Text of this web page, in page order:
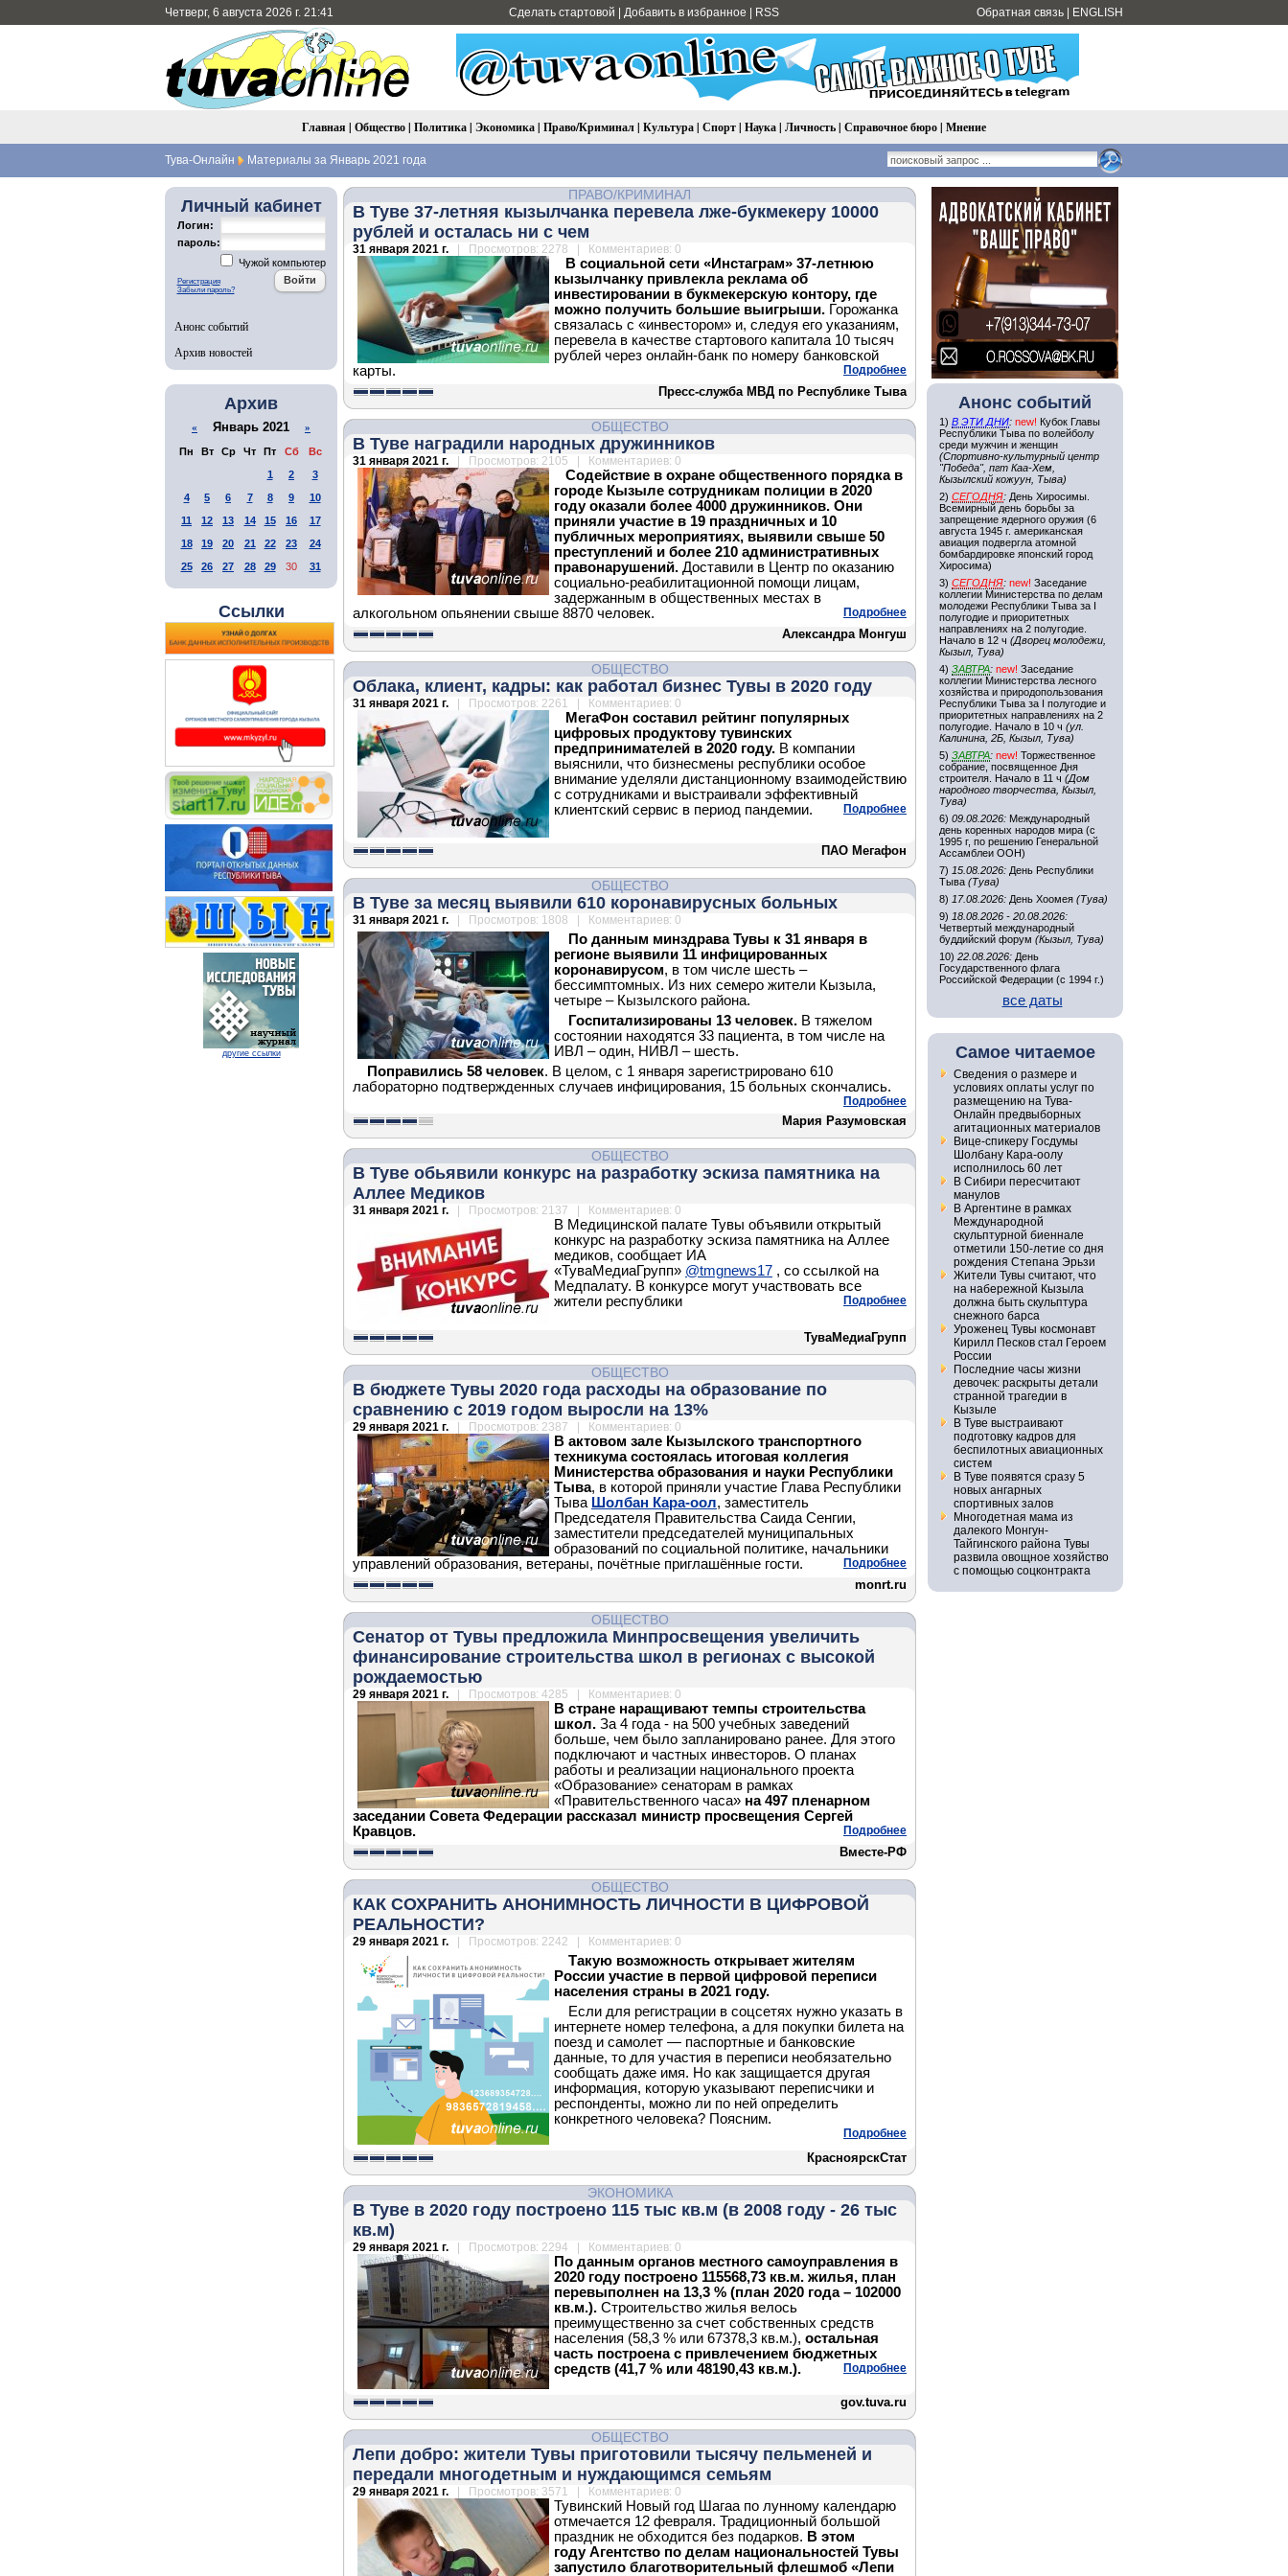
Четверг, 6 августа 2026 г. 21:41 Сделать стартовой Добавить в избранное RSS Обратная связь ENGLISH
Главная | Общество| Политика| Экономика| Право/Криминал| Культура| Спорт| Наука| Личность| Справочное бюро| Мнение
Тува-Онлайн Материалы за Январь 2021 года
Личный кабинет
Логин:
пароль:
Чужой компьютер
Регистрация
Забыли пароль?
Анонс событий
Архив новостей
Архив
« Январь 2021 »
Пн Вт Ср Чт Пт Сб
Вс
1
2
3
4
5 6 7 8 9
10
11
12 13 14 15 16
17
18
19 20 21 22 23
24
25
26 27 28 29 30 31
Ссылки
другие ссылки
ПРАВО/КРИМИНАЛ
В Туве 37-летняя кызылчанка перевела лже-букмекеру 10000
рублей и осталась ни с чем
31 января 2021 г. | Просмотров: 2278 | Комментариев: 0
В социальной сети «Инстаграм» 37-летнюю
кызылчанку привлекла реклама об
инвестировании в букмекерскую контору, где
можно получить большие выигрыши. Горожанка
связалась с «инвестором» и, следуя его указаниям,
перевела в качестве стартового капитала 10 тысяч
рублей через онлайн-банк по номеру банковской
карты.
Подробнее
Пресс-служба МВД по Республике Тыва
ОБЩЕСТВО
В Туве наградили народных дружинников
31 января 2021 г. | Просмотров: 2105 | Комментариев: 0
Содействие в охране общественного порядка в
городе Кызыле сотрудникам полиции в 2020
году оказали более 4000 дружинников. Они
приняли участие в 19 праздничных и 10
публичных мероприятиях, выявили свыше 50
преступлений и более 210 административных
правонарушений. Доставили в Центр по оказанию
социально-реабилитационной помощи лицам,
задержанным в общественных местах в
алкогольном опьянении свыше 8870 человек.
Подробнее
Александра Монгуш
ОБЩЕСТВО
Облака, клиент, кадры: как работал бизнес Тувы в 2020 году
31 января 2021 г. | Просмотров: 2261 | Комментариев: 0
МегаФон составил рейтинг популярных
цифровых продуктову тувинских
предпринимателей в 2020 году. В компании
выяснили, что бизнесмены республики особое
внимание уделяли дистанционному взаимодействию
с сотрудниками и выстраивали эффективный
клиентский сервис в период пандемии.
Подробнее
ПАО Мегафон
ОБЩЕСТВО
В Туве за месяц выявили 610 коронавирусных больных
31 января 2021 г. | Просмотров: 1808 | Комментариев: 0
По данным минздрава Тувы к 31 января в
регионе выявили 11 инфицированных
коронавирусом, в том числе шесть –
бессимптомных. Из них семеро жители Кызыла,
четыре – Кызылского района.
Госпитализированы 13 человек. В тяжелом
состоянии находятся 33 пациента, в том числе на
ИВЛ – один, НИВЛ – шесть.
Поправились 58 человек. В целом, с 1 января зарегистрировано 610
лабораторно подтвержденных случаев инфицирования, 15 больных скончались.
Подробнее
Мария Разумовская
ОБЩЕСТВО
В Туве обьявили конкурс на разработку эскиза памятника на
Аллее Медиков
31 января 2021 г. | Просмотров: 2137 | Комментариев: 0
В Медицинской палате Тувы объявили открытый
конкурс на разработку эскиза памятника на Аллее
медиков, сообщает ИА
«ТуваМедиаГрупп» @tmgnews17 , со ссылкой на
Медпалату. В конкурсе могут участвовать все
жители республики
Подробнее
ТуваМедиаГрупп
ОБЩЕСТВО
В бюджете Тувы 2020 года расходы на образование по
сравнению с 2019 годом выросли на 13%
29 января 2021 г. | Просмотров: 2387 | Комментариев: 0
В актовом зале Кызылского транспортного
техникума состоялась итоговая коллегия
Министерства образования и науки Республики
Тыва, в которой приняли участие Глава Республики
Тыва Шолбан Кара-оол, заместитель
Председателя Правительства Саида Сенгии,
заместители председателей муниципальных
образований по социальной политике, начальники
управлений образования, ветераны, почётные приглашённые гости.
Подробнее
monrt.ru
ОБЩЕСТВО
Сенатор от Тувы предложила Минпросвещения увеличить
финансирование строительства школ в регионах с высокой
рождаемостью
29 января 2021 г. | Просмотров: 4285 | Комментариев: 0
В стране наращивают темпы строительства
школ. За 4 года - на 500 учебных заведений
больше, чем было запланировано ранее. Для этого
подключают и частных инвесторов. О планах
работы и реализации национального проекта
«Образование» сенаторам в рамках
«Правительственного часа» на 497 пленарном
заседании Совета Федерации рассказал министр просвещения Сергей
Кравцов.
Подробнее
Вместе-РФ
ОБЩЕСТВО
КАК СОХРАНИТЬ АНОНИМНОСТЬ ЛИЧНОСТИ В ЦИФРОВОЙ
РЕАЛЬНОСТИ?
29 января 2021 г. | Просмотров: 2242 | Комментариев: 0
Такую возможность открывает жителям
России участие в первой цифровой переписи
населения страны в 2021 году.
Если для регистрации в соцсетях нужно указать в
интернете номер телефона, а для покупки билета на
поезд и самолет — паспортные и банковские
данные, то для участия в переписи необязательно
сообщать даже имя. Но как защищается другая
информация, которую указывают переписчики и
респонденты, можно ли по ней определить
конкретного человека? Поясним.
Подробнее
КрасноярскСтат
ЭКОНОМИКА
В Туве в 2020 году построено 115 тыс кв.м (в 2008 году - 26 тыс
кв.м)
29 января 2021 г. | Просмотров: 2294 | Комментариев: 0
По данным органов местного самоуправления в
2020 году построено 115568,73 кв.м. жилья, план
перевыполнен на 13,3 % (план 2020 года – 102000
кв.м.). Строительство жилья велось
преимущественно за счет собственных средств
населения (58,3 % или 67378,3 кв.м.), остальная
часть построена с привлечением бюджетных
средств (41,7 % или 48190,43 кв.м.).
Подробнее
gov.tuva.ru
ОБЩЕСТВО
Лепи добро: жители Тувы приготовили тысячу пельменей и
передали многодетным и нуждающимся семьям
29 января 2021 г. | Просмотров: 3571 | Комментариев: 0
Тувинский Новый год Шагаа по лунному календарю
отмечается 12 февраля. Традиционный большой
праздник не обходится без подарков. В этом
году Агентство по делам национальностей Тувы
запустило благотворительный флешмоб «Лепи
Анонс событий
1) В ЭТИ ДНИ: new! Кубок Главы
Республики Тыва по волейболу
среди мужчин и женщин
(Спортивно-культурный центр
"Победа", пгт Каа-Хем,
Кызылский кожуун, Тыва)
2) СЕГОДНЯ: День Хиросимы.
Всемирный день борьбы за
запрещение ядерного оружия (6
августа 1945 г. американская
авиация подвергла атомной
бомбардировке японский город
Хиросима)
3) СЕГОДНЯ: new! Заседание
коллегии Министерства по делам
молодежи Республики Тыва за I
полугодие и приоритетных
направлениях на 2 полугодие.
Начало в 12 ч (Дворец молодежи,
Кызыл, Тува)
4) ЗАВТРА: new! Заседание
коллегии Министерства лесного
хозяйства и природопользования
Республики Тыва за I полугодие и
приоритетных направлениях на 2
полугодие. Начало в 10 ч (ул.
Калинина, 2Б, Кызыл, Тува)
5) ЗАВТРА: new! Торжественное
собрание, посвященное Дня
строителя. Начало в 11 ч (Дом
народного творчества, Кызыл,
Тува)
6) 09.08.2026: Международный
день коренных народов мира (с
1995 г, по решению Генеральной
Ассамблеи ООН)
7) 15.08.2026: День Республики
Тыва (Тува)
8) 17.08.2026: День Хоомея (Тува)
9) 18.08.2026 - 20.08.2026:
Четвертый международный
буддийский форум (Кызыл, Тува)
10) 22.08.2026: День
Государственного флага
Российской Федерации (с 1994 г.)
все даты
Самое читаемое
Сведения о размере и
условиях оплаты услуг по
размещению на Тува-
Онлайн предвыборных
агитационных материалов
Вице-спикеру Госдумы
Шолбану Кара-оолу
исполнилось 60 лет
В Сибири пересчитают
манулов
В Аргентине в рамках
Международной
скульптурной биеннале
отметили 150-летие со дня
рождения Степана Эрьзи
Жители Тувы считают, что
на набережной Кызыла
должна быть скульптура
снежного барса
Уроженец Тувы космонавт
Кирилл Песков стал Героем
России
Последние часы жизни
девочек: раскрыты детали
странной трагедии в
Кызыле
В Туве выстраивают
подготовку кадров для
беспилотных авиационных
систем
В Туве появятся сразу 5
новых ангарных
спортивных залов
Многодетная мама из
далекого Монгун-
Тайгинского района Тувы
развила овощное хозяйство
с помощью соцконтракта